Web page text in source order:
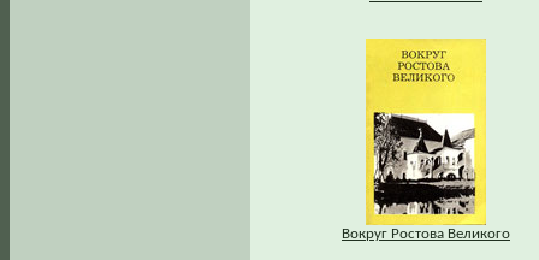
Вокруг Ростова Великого